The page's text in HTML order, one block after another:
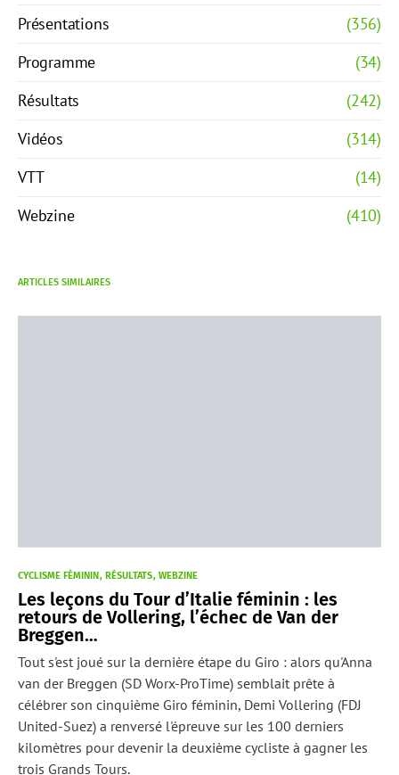
Présentations
(356)
Programme
(34)
Résultats
(242)
Vidéos
(314)
VTT
(14)
Webzine
(410)
ARTICLES SIMILAIRES
CYCLISME FÉMININ RÉSULTATS WEBZINE
Les leçons du Tour d’Italie féminin : les
retours de Vollering, l’échec de Van der
Breggen…
Tout s'est joué sur la dernière étape du Giro : alors qu'Anna
van der Breggen (SD Worx-ProTime) semblait prête à
célébrer son cinquième Giro féminin, Demi Vollering (FDJ
United-Suez) a renversé l'épreuve sur les 100 derniers
kilomètres pour devenir la deuxième cycliste à gagner les
trois Grands Tours.